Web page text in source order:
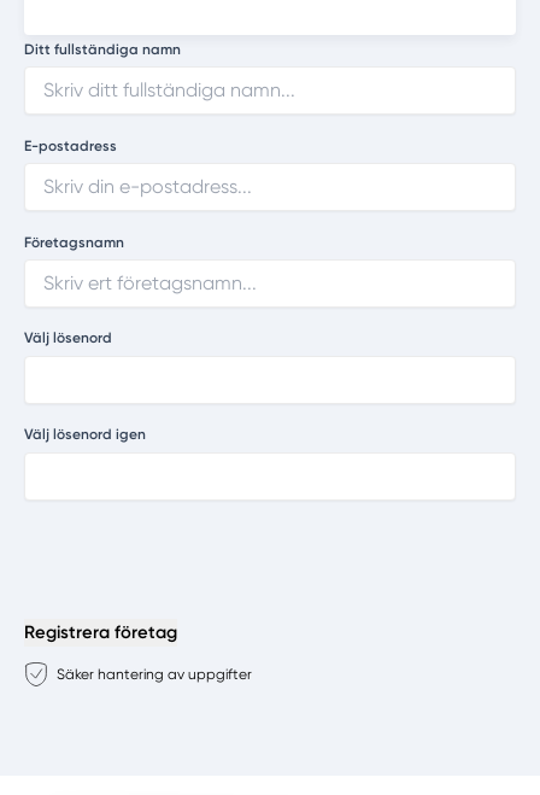
Ditt fullständiga namn
E-postadress
Företagsnamn
Välj lösenord
Välj lösenord igen
Registrera företag
Säker hantering av uppgifter